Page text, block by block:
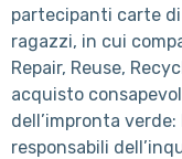
partecipanti carte
ragazzi, in cui
Repair, Reuse,
acquisto
dell’impronta
responsabili